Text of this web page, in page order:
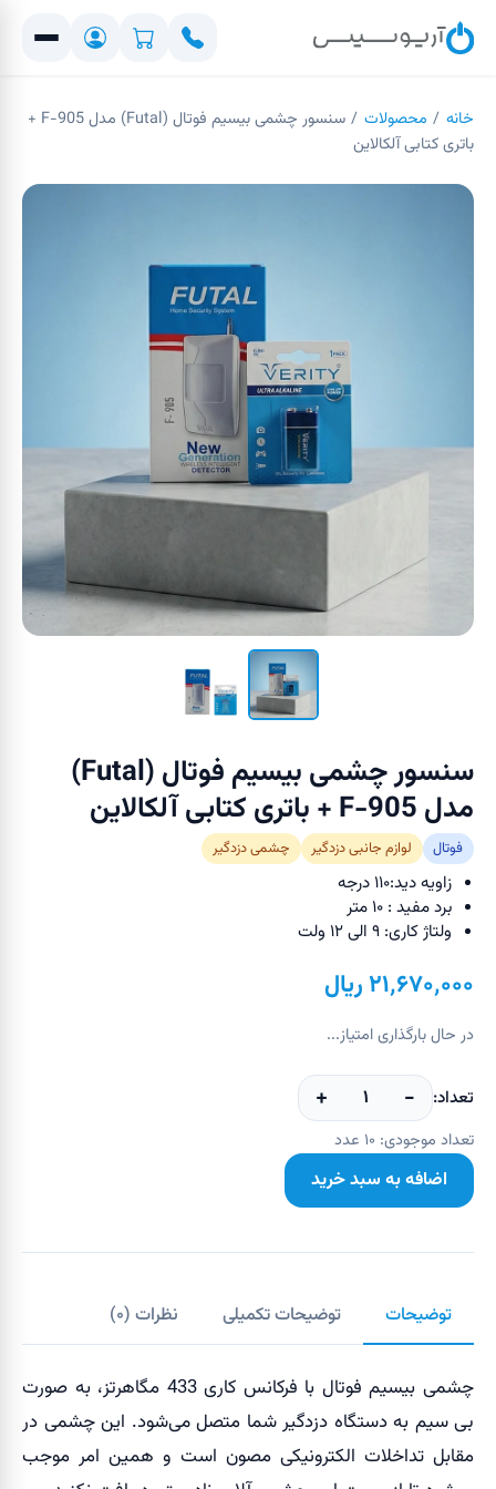
خانه / محصولات /
سنسور چشمی بیسیم فوتال (Futal) مدل F-905 +
باتری کتابی آلکالاین
سنسور چشمی بیسیم فوتال (Futal)
مدل F-905 + باتری کتابی آلکالاین
فوتال لوازم جانبی دزدگیر چشمی دزدگیر
زاویه دید:۱۱۰ درجه
برد مفید : ۱۰ متر
ولتاژ کاری: ۹ الی ۱۲ ولت
۲۱٬۶۷۰٬۰۰۰ریال
در حال بارگذاری امتیاز...
تعداد: − ۱ +
تعداد موجودی: ۱۰ عدد
اضافه به سبد خرید
توضیحات توضیحات تکمیلی نظرات (۰)
چشمی بیسیم فوتال با فرکانس کاری 433 مگاهرتز، به صورت
بی سیم به دستگاه دزدگیر شما متصل می‌شود. این چشمی در
مقابل تداخلات الکترونیکی مصون است و همین امر موجب